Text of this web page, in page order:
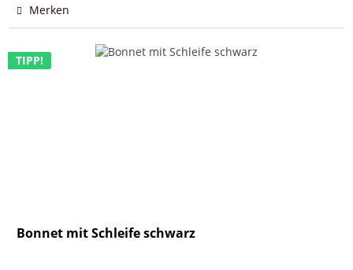
Merken
TIPP!
Bonnet mit Schleife schwarz